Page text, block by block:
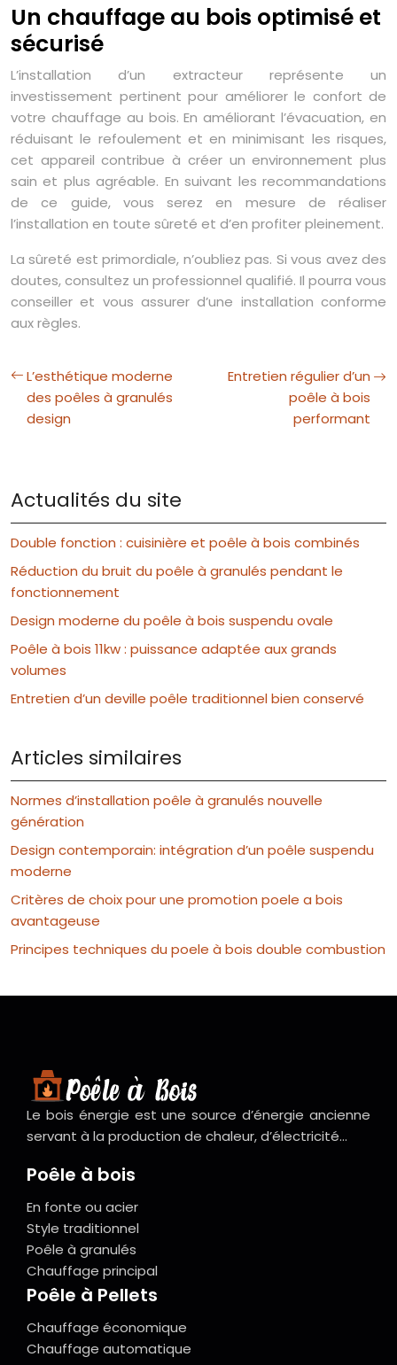
Un chauffage au bois optimisé et
sécurisé
L’installation d’un extracteur représente un
investissement pertinent pour améliorer le confort de
votre chauffage au bois. En améliorant l’évacuation, en
réduisant le refoulement et en minimisant les risques,
cet appareil contribue à créer un environnement plus
sain et plus agréable. En suivant les recommandations
de ce guide, vous serez en mesure de réaliser
l’installation en toute sûreté et d’en profiter pleinement.
La sûreté est primordiale, n’oubliez pas. Si vous avez des
doutes, consultez un professionnel qualifié. Il pourra vous
conseiller et vous assurer d’une installation conforme
aux règles.
L’esthétique moderne
des poêles à granulés
design
Entretien régulier d’un
poêle à bois
performant
Actualités du site
Double fonction : cuisinière et poêle à bois combinés
Réduction du bruit du poêle à granulés pendant le
fonctionnement
Design moderne du poêle à bois suspendu ovale
Poêle à bois 11kw : puissance adaptée aux grands
volumes
Entretien d’un deville poêle traditionnel bien conservé
Articles similaires
Normes d’installation poêle à granulés nouvelle
génération
Design contemporain: intégration d’un poêle suspendu
moderne
Critères de choix pour une promotion poele a bois
avantageuse
Principes techniques du poele à bois double combustion
Le bois énergie est une source d’énergie ancienne
servant à la production de chaleur, d’électricité…
Poêle à bois
En fonte ou acier
Style traditionnel
Poêle à granulés
Chauffage principal
Poêle à Pellets
Chauffage économique
Chauffage automatique